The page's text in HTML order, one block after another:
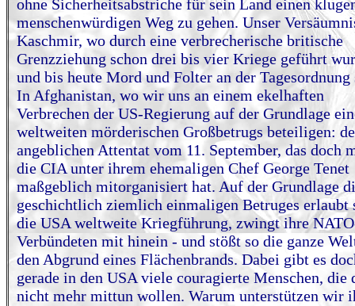
ohne Sicherheitsabstriche für sein Land einen
menschenwürdigen Weg zu gehen. Unser
Kaschmir, wo durch eine verbrecherische britische
Grenzziehung schon drei bis vier Kriege geführt
und bis heute Mord und Folter an der Tagesordnung
In Afghanistan, wo wir uns an einem ekelhaften
Verbrechen der US-Regierung auf der Grundlage
weltweiten mörderischen Großbetrugs beteiligen:
angeblichen Attentat vom 11. September, das doch
die CIA unter ihrem ehemaligen Chef George Tenet
maßgeblich mitorganisiert hat. Auf der Grundlage
geschichtlich ziemlich einmaligen Betruges erlaubt
die USA weltweite Kriegführung, zwingt ihre
Verbündeten mit hinein - und stößt so die ganze
den Abgrund eines Flächenbrands. Dabei gibt es
gerade in den USA viele couragierte Menschen, die
nicht mehr mittun wollen. Warum unterstützen wir